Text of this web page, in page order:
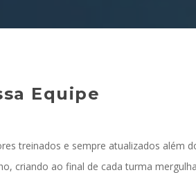
Equipe
treinados e sempre atualizados além
criando ao final de cada turma